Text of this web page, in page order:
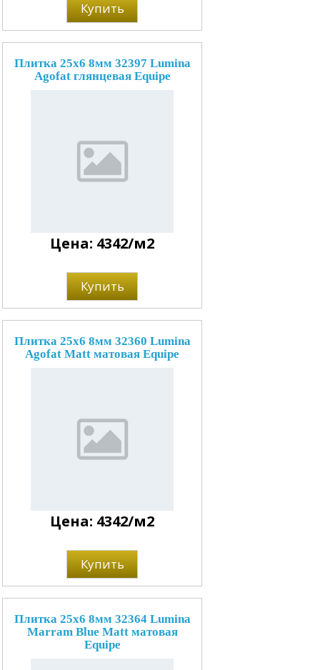
Купить
Плитка 25x6 8мм 32397 Lumina
Agofat глянцевая Equipe
Цена: 4342/м2
Купить
Плитка 25x6 8мм 32360 Lumina
Agofat Matt матовая Equipe
Цена: 4342/м2
Купить
Плитка 25x6 8мм 32364 Lumina
Marram Blue Matt матовая
Equipe